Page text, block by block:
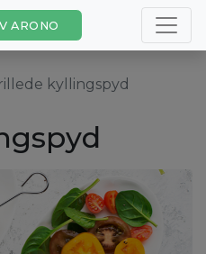
ARONO
kyllingspyd